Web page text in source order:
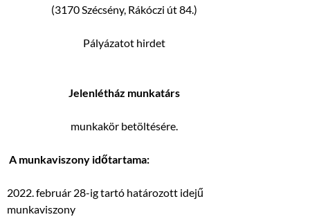
(3170 Szécsény, Rákóczi út 84.)
Pályázatot hirdet
Jelenlétház munkatárs
munkakör betöltésére.
A munkaviszony időtartama:
2022. február 28-ig tartó határozott idejű
munkaviszony